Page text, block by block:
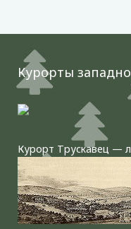
Курорты
Курорт Трускавец —